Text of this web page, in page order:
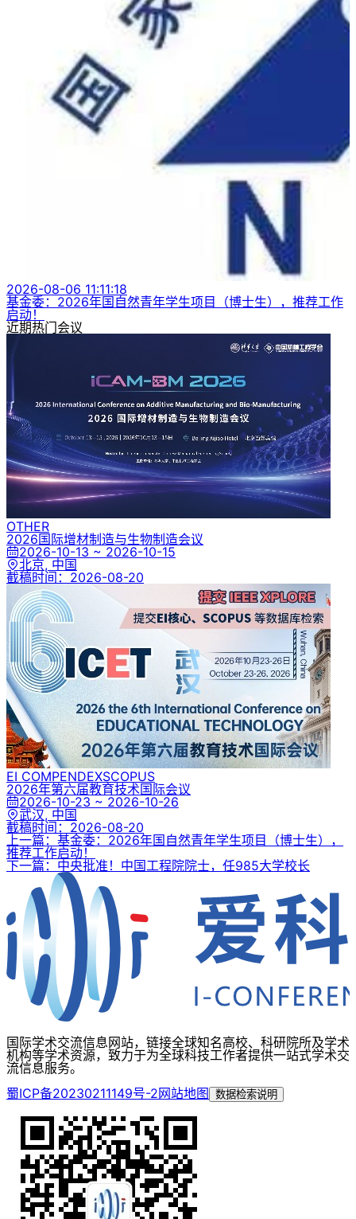
2026-08-06 11:11:18
基金委：2026年国自然青年学生项目（博士生），推荐工作
启动！
近期热门会议
OTHER
2026国际增材制造与生物制造会议
2026-10-13 ~ 2026-10-15
北京, 中国
截稿时间： 2026-08-20
EI COMPENDEXSCOPUS
2026年第六届教育技术国际会议
2026-10-23 ~ 2026-10-26
武汉, 中国
截稿时间： 2026-08-20
上一篇：基金委：2026年国自然青年学生项目（博士生），
推荐工作启动！
下一篇：中央批准！中国工程院院士，任985大学校长
国际学术交流信息网站，链接全球知名高校、科研院所及学术
机构等学术资源，致力于为全球科技工作者提供一站式学术交
流信息服务。
蜀ICP备20230211149号-2网站地图 数据检索说明